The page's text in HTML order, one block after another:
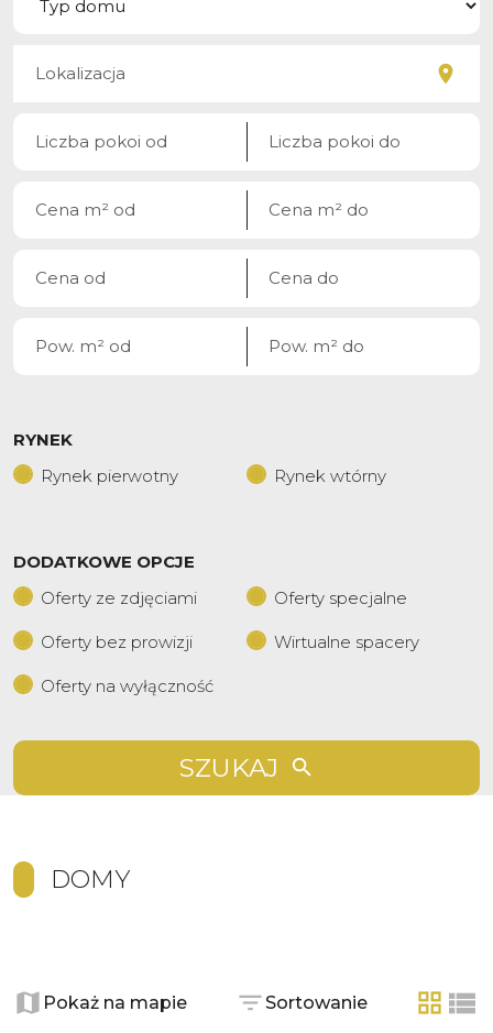
RYNEK
Rynek pierwotny
Rynek wtórny
DODATKOWE OPCJE
Oferty ze zdjęciami
Oferty specjalne
Oferty bez prowizji Wirtualne spacery
Oferty na wyłączność
SZUKAJ
DOMY
−Pokaż na mapie Sortowanie
tabela